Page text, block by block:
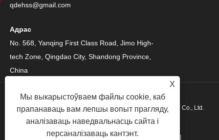
qdehss@gmail.com
Адрас
No. 568, Yanqing First Class Road, Jimo High-
tech Zone, Qingdao City, Shandong Province,
China
Аўтарскае права © 2024 Qingdao Eihe Steel Structure Group Co., Ltd.
Усе правы абаронены.
Links | Sitemap | RSS | XML | Палітыка прыватнасці
X
Мы выкарыстоўваем файлы cookie, каб
прапанаваць вам лепшы вопыт прагляду,
аналізаваць наведвальнасць сайта і
персаналізаваць кантэнт.